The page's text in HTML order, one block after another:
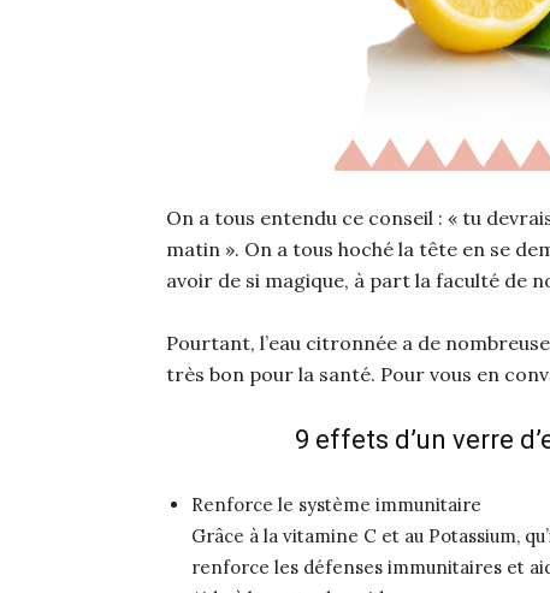
On a tous entendu ce conseil : « tu
matin ». On a tous hoché la tête en se
avoir de si magique, à part la faculté de
Pourtant, l’eau citronnée a de
très bon pour la santé. Pour vous en
9 effets d’un verre
Renforce le système immunitaire
Grâce à la vitamine C et au Potassium,
renforce les défenses immunitaires et